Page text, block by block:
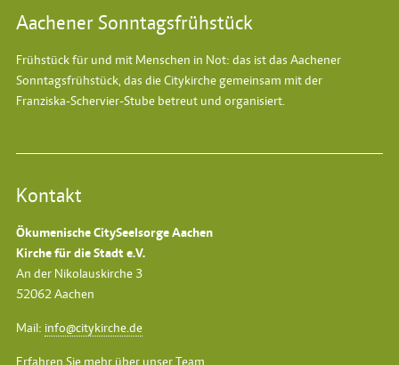
Aachener Sonntagsfrühstück
Frühstück für und mit Menschen in Not: das ist das Aachener
Sonntagsfrühstück, das die Citykirche gemeinsam mit der
Franziska-Schervier-Stube betreut und organisiert.
Kontakt
Ökumenische CitySeelsorge Aachen
Kirche für die Stadt e.V.
An der Nikolauskirche 3
52062 Aachen
Mail: info@citykirche.de
Erfahren Sie mehr über unser Team